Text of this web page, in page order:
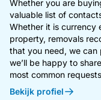
Whether you are
valuable list of
Whether it is currency
property, removals
that you need, we can
we’ll be happy to
most common
Bekijk profiel